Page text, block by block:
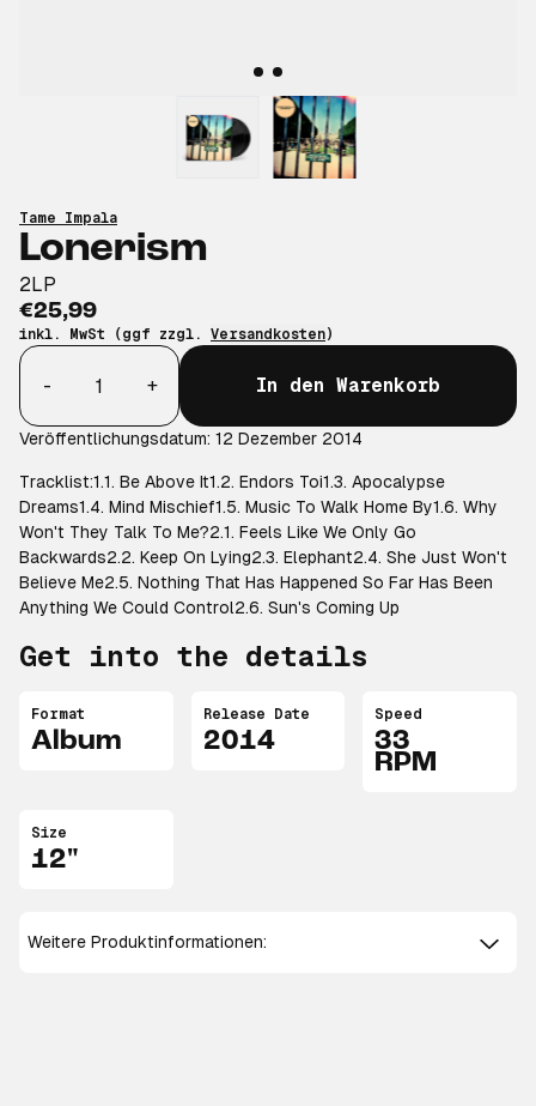
Tame Impala
Lonerism
2LP
€25,99
inkl. MwSt (ggf zzgl. Versandkosten)
Anzahl
-
+ In den Warenkorb
Veröffentlichungsdatum: 12 Dezember 2014
Tracklist:1.1. Be Above It1.2. Endors Toi1.3. Apocalypse
Dreams1.4. Mind Mischief1.5. Music To Walk Home By1.6. Why
Won't They Talk To Me?2.1. Feels Like We Only Go
Backwards2.2. Keep On Lying2.3. Elephant2.4. She Just Won't
Believe Me2.5. Nothing That Has Happened So Far Has Been
Anything We Could Control2.6. Sun's Coming Up
Get into the details
Format
Album
Release Date
2014
Speed
33
RPM
Size
12"
Weitere Produktinformationen: